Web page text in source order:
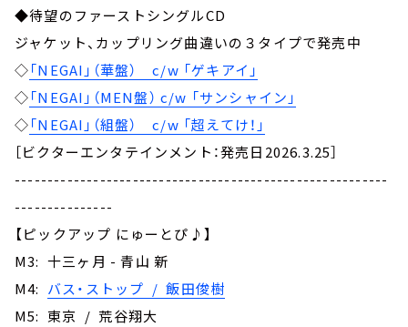
◆待望のファーストシングルCD
ジャケット、カップリング曲違いの３タイプで発売中
◇「NEGAI」（華盤） c/w 「ゲキアイ」
◇「NEGAI」（MEN盤） c/w 「サンシャイン」
◇「NEGAI」（組盤） c/w 「超えてけ！」
［ビクターエンタテインメント：発売日2026.3.25］
---------------------------------------------------------
---------------
【ピックアップ にゅーとぴ♪】
M3: 十三ヶ月 - 青山 新
M4: バス・ストップ / 飯田俊樹
M5: 東京 / 荒谷翔大